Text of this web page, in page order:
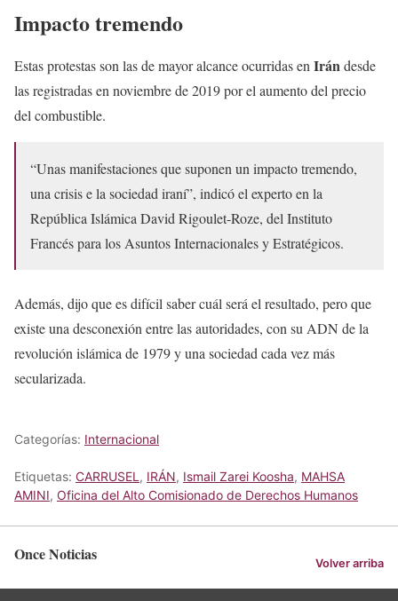
Impacto tremendo
Estas protestas son las de mayor alcance ocurridas enIrándesde
las registradas en noviembre de 2019 por el aumento del precio
del combustible.
“Unas manifestaciones que suponen un impacto tremendo,
una crisis e la sociedad iraní”, indicó el experto en la
República Islámica David Rigoulet-Roze, del Instituto
Francés para los Asuntos Internacionales y Estratégicos.
Además, dijo que es difícil saber cuál será el resultado, pero que
existe una desconexión entre las autoridades, con su ADN de la
revolución islámica de 1979 y una sociedad cada vez más
secularizada.
Categorías: Internacional
Etiquetas: CARRUSEL , IRÁN, Ismail Zarei Koosha, MAHSA
AMINI, Oficina del Alto Comisionado de Derechos Humanos
Once Noticias Volver arriba